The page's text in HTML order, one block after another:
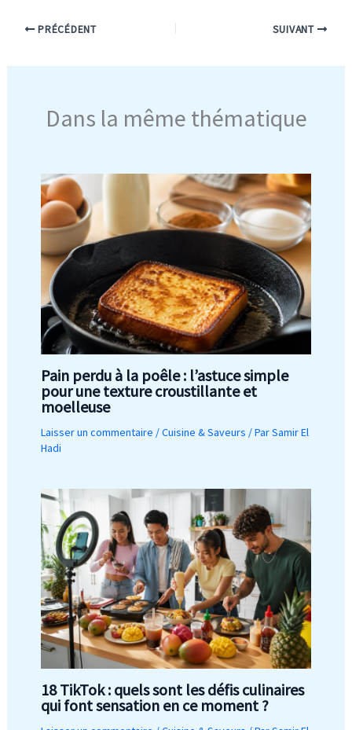
PRÉCÉDENT SUIVANT
Dans la même thématique
Pain perdu à la poêle : l’astuce simple
pour une texture croustillante et
moelleuse
Laisser un commentaire /Cuisine & Saveurs / ParSamir El
Hadi
18 TikTok : quels sont les défis culinaires
qui font sensation en ce moment ?